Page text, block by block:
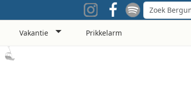
Vakantie Prikkelarm